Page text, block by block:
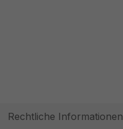
Rechtliche Informationen